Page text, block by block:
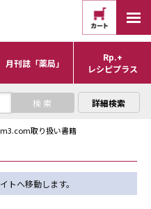
月刊誌「薬局」
Rp.+
レシピプラス
詳細検索
m3.com取り扱い書籍
トへ移動します。